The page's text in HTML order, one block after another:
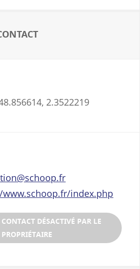
2.3522219
index.php
CONTACT DÉSACTIVÉ PAR LE
PROPRIÉTAIRE